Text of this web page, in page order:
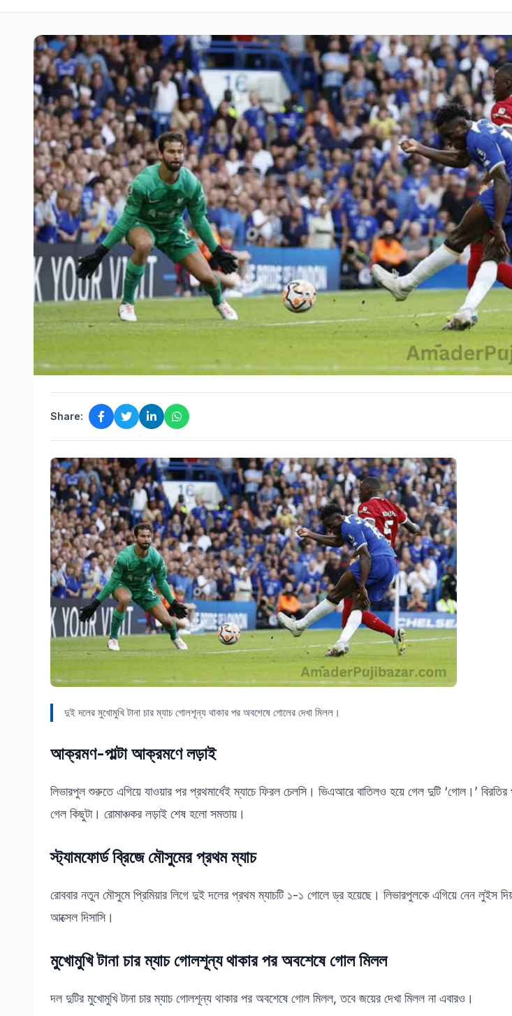
Share:
দুই দলের মুখোমুখি টানা চার ম্যাচ গোলশূন্য থাকার পর অবশেষে গোলের দেখা মিলল।
আক্রমণ-পাল্টা আক্রমণে লড়াই
লিভারপুল শুরুতে এগিয়ে যাওয়ার পর প্রথমার্ধেই ম্যাচে ফিরল চেলসি। ভিএআরে বাতিলও হয়ে গেল দুটি ‘গোল।’
গেল কিছুটা। রোমাঞ্চকর লড়াই শেষ হলো সমতায়।
স্ট্যামফোর্ড ব্রিজে মৌসুমের প্রথম ম্যাচ
রোববার নতুন মৌসুমে প্রিমিয়ার লিগে দুই দলের প্রথম ম্যাচটি ১-১ গোলে ড্র হয়েছে। লিভারপুলকে এগিয়ে নেন লুইস
আক্সেল দিসাসি।
মুখোমুখি টানা চার ম্যাচ গোলশূন্য থাকার পর অবশেষে গোল মিলল
দল দুটির মুখোমুখি টানা চার ম্যাচ গোলশূন্য থাকার পর অবশেষে গোল মিলল, তবে জয়ের দেখা মিলল না এবারও।